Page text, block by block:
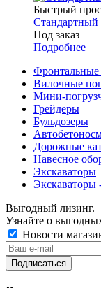
Быстрый
Стандартный
Под заказ
Подробнее
Фронтальные
Вилочные
Мини-
Грейдеры
Бульдозеры
Дорожные
Навесное
Экскаваторы
Экскаваторы
Выгодный лизинг.
Узнайте о
Новости